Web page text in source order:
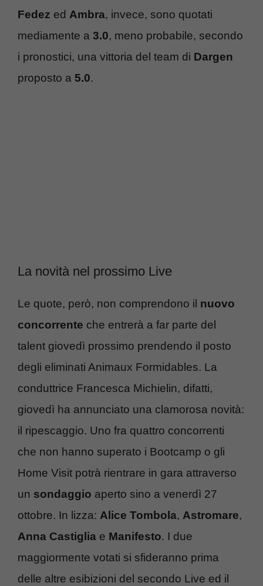
Fedez ed Ambra, invece, sono quotati
mediamente a 3.0, meno probabile, secondo
i pronostici, una vittoria del team di Dargen
proposto a 5.0.
La novità nel prossimo Live
Le quote, però, non comprendono il nuovo
concorrente che entrerà a far parte del
talent giovedì prossimo prendendo il posto
degli eliminati Animaux Formidables. La
conduttrice Francesca Michielin, difatti,
giovedì ha annunciato una clamorosa novità:
il ripescaggio. Uno fra quattro concorrenti
che non hanno superato i Bootcamp o gli
Home Visit potrà rientrare in gara attraverso
un sondaggio aperto sino a venerdì 27
ottobre. In lizza: Alice Tombola, Astromare,
Anna Castiglia e Manifesto. I due
maggiormente votati si sfideranno prima
delle altre esibizioni del secondo Live ed il